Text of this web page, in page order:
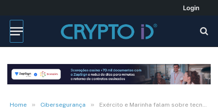
Login
Home » Cibersegurança » Exército e Marinha falam sobre tecnologia na defesa